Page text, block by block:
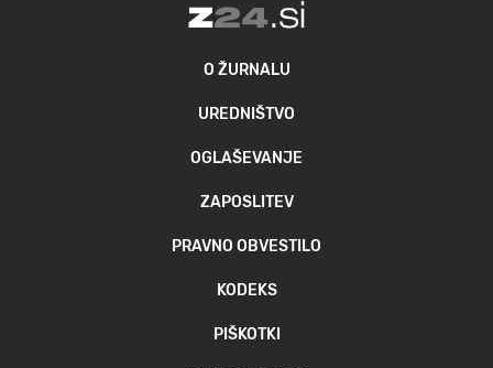
O ŽURNALU
UREDNIŠTVO
OGLAŠEVANJE
ZAPOSLITEV
PRAVNO OBVESTILO
KODEKS
PIŠKOTKI